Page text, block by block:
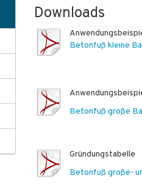
Downloads
Betonfuß kleine
Betonfuß große
Gründungstabelle
Betonfuß große-